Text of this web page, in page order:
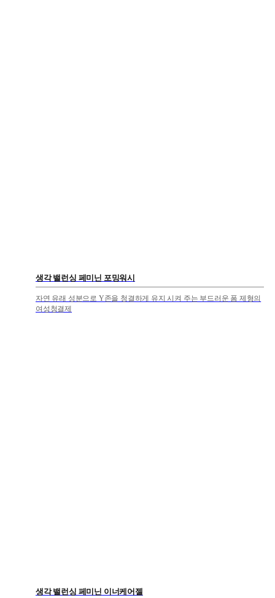
생각 밸런싱 페미닌 포밍워시
자연 유래 성분으로 Y존을 청결하게 유지 시켜 주는 부드러운 폼 제형의
여성청결제
생각 밸런싱 페미닌 이너케어젤